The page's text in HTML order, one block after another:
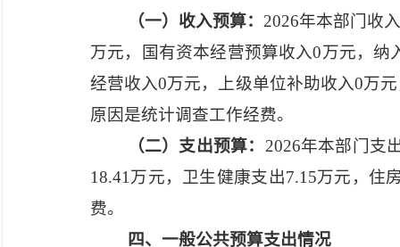
（一）收入预算： 2026年本部门收
万元，国有资本经营预算收入0万元，
经营收入0万元，上级单位补助收入0万
原因是统计调查工作经费。
（二）支出预算： 2026年本部门支
18.41万元，卫生健康支出7.15万元，住
费。
四、一般公共预算支出情况